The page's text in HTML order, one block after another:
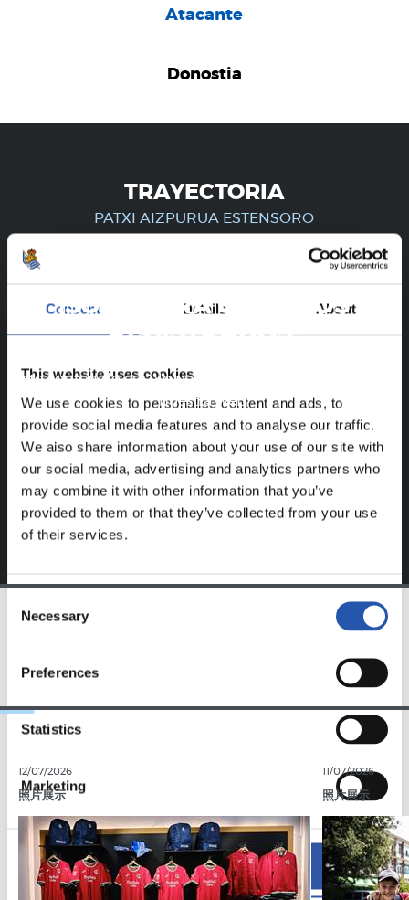
Consent Details About
This website uses cookies
We use cookies to personalise content and ads, to
provide social media features and to analyse our traffic.
We also share information about your use of our site with
our social media, advertising and analytics partners who
may combine it with other information that you’ve
provided to them or that they’ve collected from your use
of their services.
Selection
Necessary
Preferences
Statistics
Marketing
Allow all
Atacante
Donostia
TRAYECTORIA
PATXI AIZPURUA ESTENSORO
¡SOLO PARA USUARIOS
REGISTRADOS!
Este contenido es solo para los usuarios registrados en
nuestra web.
Loginy disfruta de
contenido exclusivo para ti.
12/07/2026
照片展示
11/07/2026
照片展示